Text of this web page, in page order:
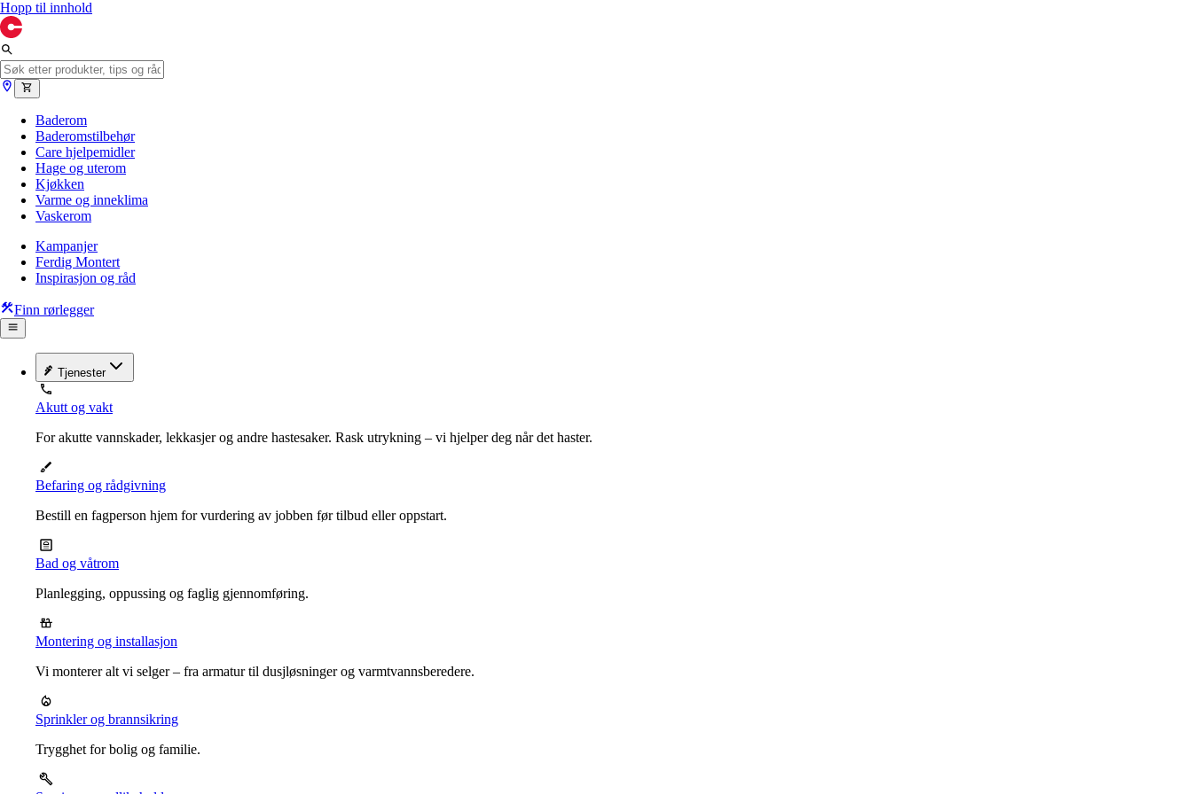
Hopp til innhold
Baderom
Baderomstilbehør
Care hjelpemidler
Hage og uterom
Kjøkken
Varme og inneklima
Vaskerom
Kampanjer
Ferdig Montert
Inspirasjon og råd
Finn rørlegger
Tjenester
Akutt og vakt
For akutte vannskader, lekkasjer og andre hastesaker. Rask utrykning – vi hjelper deg når det haster.
Befaring og rådgivning
Bestill en fagperson hjem for vurdering av jobben før tilbud eller oppstart.
Bad og våtrom
Planlegging, oppussing og faglig gjennomføring.
Montering og installasjon
Vi monterer alt vi selger – fra armatur til dusjløsninger og varmtvannsberedere.
Sprinkler og brannsikring
Trygghet for bolig og familie.